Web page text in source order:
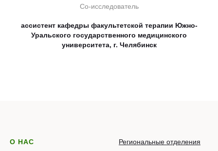
Со-исследователь
ассистент кафедры факультетской терапии Южно-
Уральского государственного медицинского
университета, г. Челябинск
О НАС
Региональные отделения